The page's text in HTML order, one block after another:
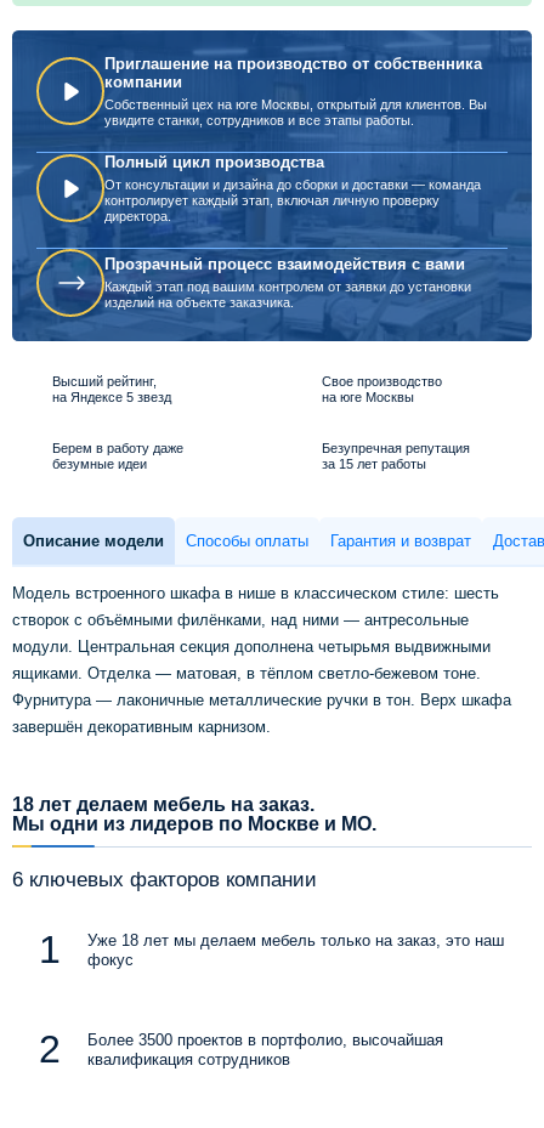
Приглашение на производство от собственника
компании
Собственный цех на юге Москвы, открытый для клиентов. Вы
увидите станки, сотрудников и все этапы работы.
Полный цикл производства
От консультации и дизайна до сборки и доставки — команда
контролирует каждый этап, включая личную проверку
директора.
Прозрачный процесс взаимодействия с вами
Каждый этап под вашим контролем от заявки до установки
изделий на объекте заказчика.
Высший рейтинг,
на Яндексе 5 звезд
Свое производство
на юге Москвы
Берем в работу даже
безумные идеи
Безупречная репутация
за 15 лет работы
Описание модели Способы оплаты Гарантия и возврат
Модель встроенного шкафа в нише в классическом стиле: шесть
створок с объёмными филёнками, над ними — антресольные
модули. Центральная секция дополнена четырьмя выдвижными
ящиками. Отделка — матовая, в тёплом светло-бежевом тоне.
Фурнитура — лаконичные металлические ручки в тон. Верх шкафа
завершён декоративным карнизом.
18 лет делаем мебель на заказ.
Мы одни из лидеров по Москве и МО.
6 ключевых факторов компании
Уже 18 лет мы делаем мебель только на заказ, это наш
фокус
Более 3500 проектов в портфолио, высочайшая
квалификация сотрудников